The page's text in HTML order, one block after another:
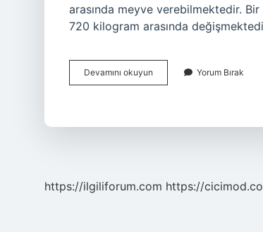
arasında meyve verebilmektedir.
720 kilogram arasında
Devamını okuyun
Ağaç
Yorum Bırak
https://ilgiliforum.com https://